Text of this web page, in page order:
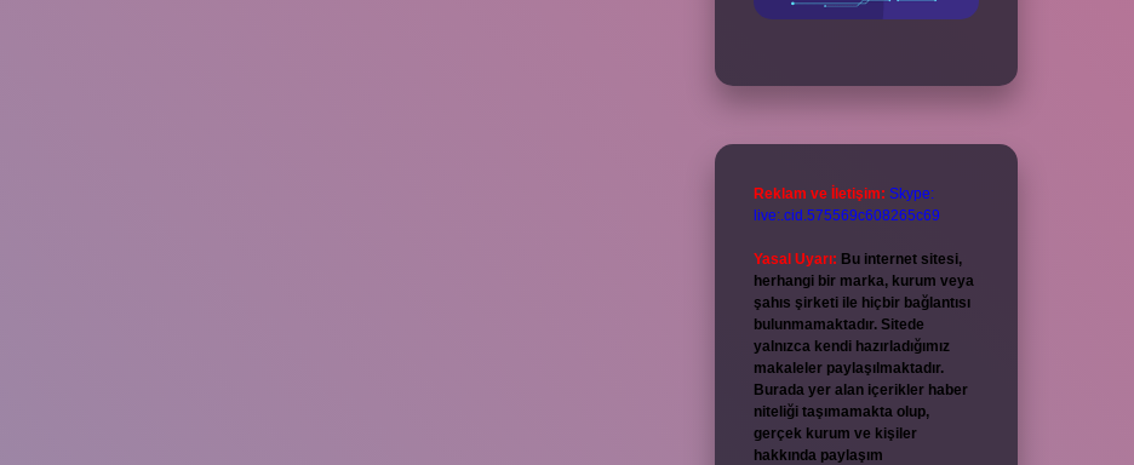
Reklam ve İletişim: Skype:
live:.cid.575569c608265c69
Yasal Uyarı: Bu internet sitesi,
herhangi bir marka, kurum veya
şahıs şirketi ile hiçbir bağlantısı
bulunmamaktadır. Sitede
yalnızca kendi hazırladığımız
makaleler paylaşılmaktadır.
Burada yer alan içerikler haber
niteliği taşımamakta olup,
gerçek kurum ve kişiler
hakkında paylaşım